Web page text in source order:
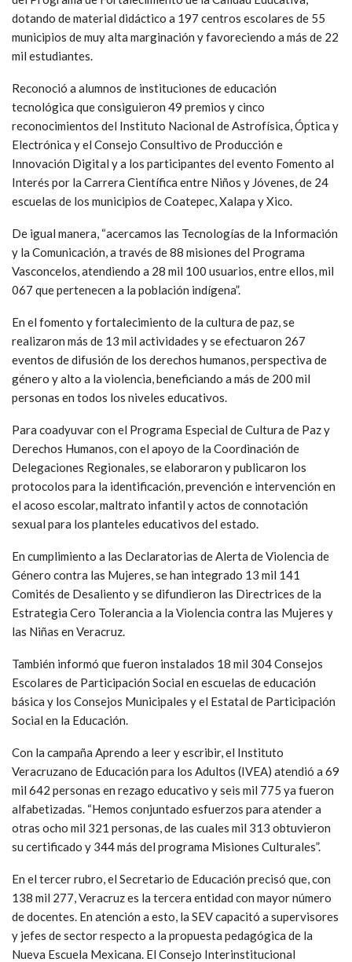
dotando de material didáctico a 197 centros escolares de 55
municipios de muy alta marginación y favoreciendo a más de 22
mil estudiantes.
Reconoció a alumnos de instituciones de educación
tecnológica que consiguieron 49 premios y cinco
reconocimientos del Instituto Nacional de Astrofísica, Óptica y
Electrónica y el Consejo Consultivo de Producción e
Innovación Digital y a los participantes del evento Fomento al
Interés por la Carrera Científica entre Niños y Jóvenes, de 24
escuelas de los municipios de Coatepec, Xalapa y Xico.
De igual manera, “acercamos las Tecnologías de la Información
y la Comunicación, a través de 88 misiones del Programa
Vasconcelos, atendiendo a 28 mil 100 usuarios, entre ellos, mil
067 que pertenecen a la población indígena”.
En el fomento y fortalecimiento de la cultura de paz, se
realizaron más de 13 mil actividades y se efectuaron 267
eventos de difusión de los derechos humanos, perspectiva de
género y alto a la violencia, beneficiando a más de 200 mil
personas en todos los niveles educativos.
Para coadyuvar con el Programa Especial de Cultura de Paz y
Derechos Humanos, con el apoyo de la Coordinación de
Delegaciones Regionales, se elaboraron y publicaron los
protocolos para la identificación, prevención e intervención en
el acoso escolar, maltrato infantil y actos de connotación
sexual para los planteles educativos del estado.
En cumplimiento a las Declaratorias de Alerta de Violencia de
Género contra las Mujeres, se han integrado 13 mil 141
Comités de Desaliento y se difundieron las Directrices de la
Estrategia Cero Tolerancia a la Violencia contra las Mujeres y
las Niñas en Veracruz.
También informó que fueron instalados 18 mil 304 Consejos
Escolares de Participación Social en escuelas de educación
básica y los Consejos Municipales y el Estatal de Participación
Social en la Educación.
Con la campaña Aprendo a leer y escribir, el Instituto
Veracruzano de Educación para los Adultos (IVEA) atendió a 69
mil 642 personas en rezago educativo y seis mil 775 ya fueron
alfabetizadas. “Hemos conjuntado esfuerzos para atender a
otras ocho mil 321 personas, de las cuales mil 313 obtuvieron
su certificado y 344 más del programa Misiones Culturales”.
En el tercer rubro, el Secretario de Educación precisó que, con
138 mil 277, Veracruz es la tercera entidad con mayor número
de docentes. En atención a esto, la SEV capacitó a supervisores
y jefes de sector respecto a la propuesta pedagógica de la
Nueva Escuela Mexicana. El Consejo Interinstitucional